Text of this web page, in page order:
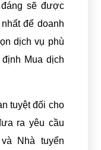
sẽ được
để doanh
dịch vụ phù
Mua dịch
tuyệt đối cho
ra yêu cầu
Nhà tuyển